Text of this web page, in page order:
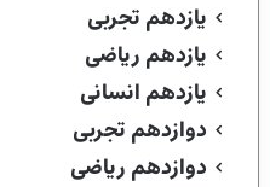
یازدهم تجربی
یازدهم ریاضی
یازدهم انسانی
دوازدهم تجربی
دوازدهم ریاضی